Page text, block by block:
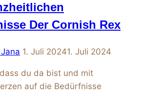
Der Cornish Rex
1. Juli 20241. Juli 2024
du da bist und mit
auf die Bedürfnisse